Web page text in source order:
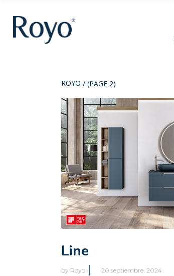
ROYO / (PAGE 2)
Line
by Royo 20 septiembre, 2024